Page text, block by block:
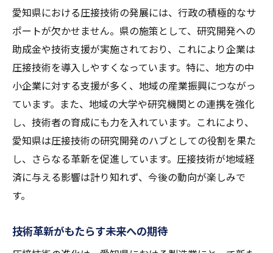
ン
圧接技術が支える製造業の新たな展望
製造プロセスにおける圧接技術の革新
製造業での圧接技術の活用事例
圧接技術で実現する製品の高品質化
地域産業の競争力を高める圧接技術
持続可能な製造業の未来に向けた圧接の役
割
圧接技術の強固な基盤が可能にする持続可能な
持続可能な発展を支える圧接技術の重要性
愛知県における圧接技術の発展には、行政の積極的なサ
ポートが欠かせません。県の施策として、研究開発への
助成金や技術支援が実施されており、これにより企業は
圧接技術を導入しやすくなっています。特に、地方の中
小企業に対する支援が多く、地域の産業振興につながっ
ています。また、地域の大学や研究機関との連携を強化
し、技術者の育成にも力を入れています。これにより、
愛知県は圧接技術の研究開発のハブとしての役割を果た
し、さらなる革新を促進しています。圧接技術が地域経
済に与える影響は計り知れず、今後の動向が楽しみで
す。
技術革新がもたらす未来への期待